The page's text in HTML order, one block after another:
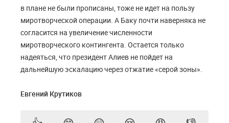
в плане не были прописаны, тоже не идет на пользу
миротворческой операции. А Баку почти наверняка не
согласится на увеличение численности
миротворческого контингента. Остается только
надеяться, что президент Алиев не пойдет на
дальнейшую эскалацию через отжатие «серой зоны».
Евгений Крутиков